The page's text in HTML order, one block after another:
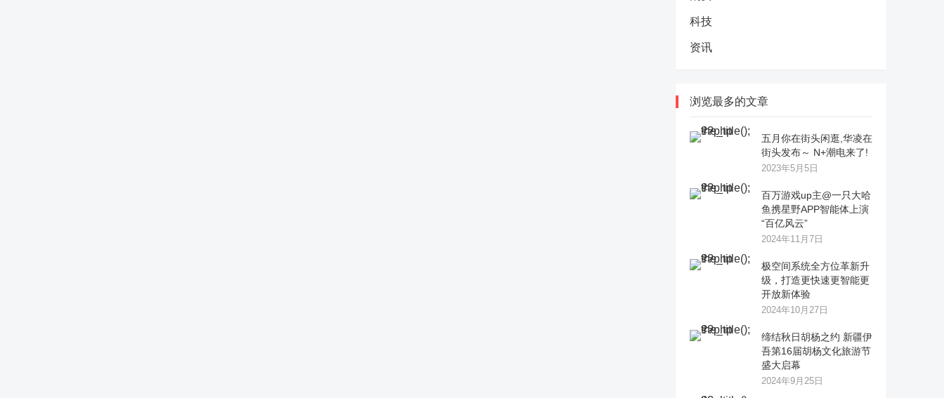
科技
资讯
浏览最多的文章
五月你在街头闲逛,华凌在
街头发布～ N+潮电来了!
2023年5月5日
百万游戏up主@一只大哈
鱼携星野APP智能体上演
“百亿风云”
2024年11月7日
极空间系统全方位革新升
级，打造更快速更智能更
开放新体验
2024年10月27日
缔结秋日胡杨之约 新疆伊
吾第16届胡杨文化旅游节
盛大启幕
2024年9月25日